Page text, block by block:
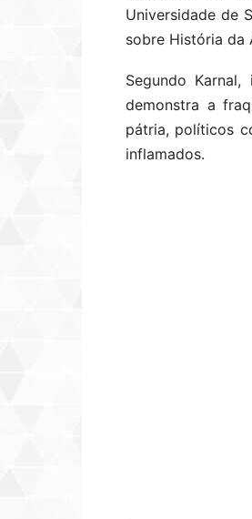
Universidade de
sobre História da
Segundo
demonstra a
pátria, políticos
inflamados.